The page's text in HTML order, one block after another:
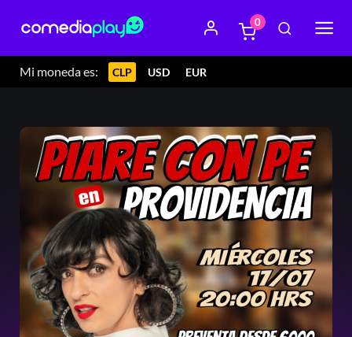
Mi moneda es: CLP USD EUR
0